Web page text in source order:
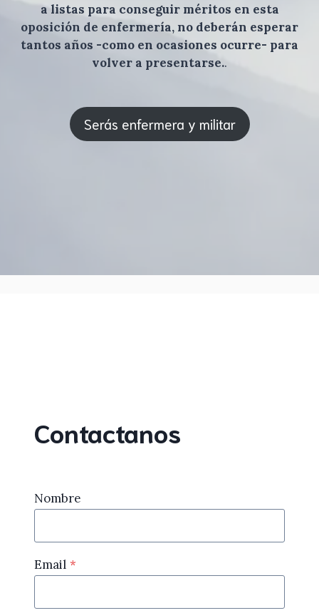
a listas para conseguir méritos en esta
oposición de enfermería, no deberán esperar
tantos años -como en ocasiones ocurre- para
volver a presentarse..
Serás enfermera y militar
Contactanos
Nombre
Email *